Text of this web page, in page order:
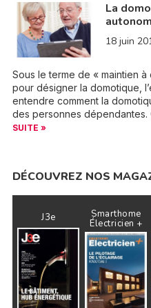
La
18 juin
Sous le terme de « maintien
pour désigner la domotique,
entendre comment la
des personnes dépendantes.
SUITE »
DÉCOUVREZ NOS
J3e Smarthome
Électricien +